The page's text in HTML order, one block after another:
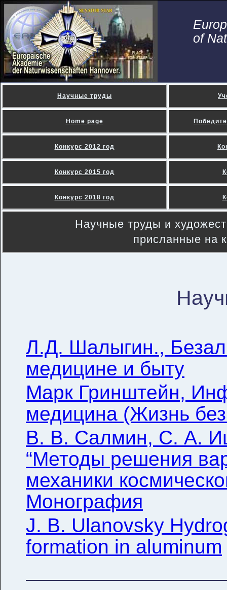
of
Научные труды
Home page
Конкурс 2012 год
Конкурс 2015 год
Конкурс 2018 год
Научные труды и
присланные на
Л.Д. Шалыгин.,
медицине и быту
Марк Гринштейн,
медицина (Жизнь
В. В. Салмин, С. А.
“Методы решения
механики
Монография
J. B. Ulanovsky
formation in aluminum